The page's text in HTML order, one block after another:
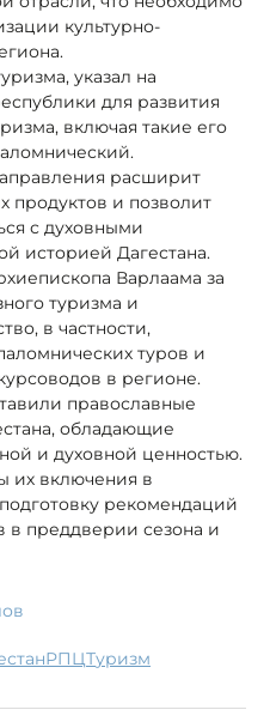
культурно-
указал на
для развития
включая такие его
расширит
продуктов и позволит
с духовными
историей Дагестана.
Варлаама за
туризма и
в частности,
туров и
в регионе.
православные
обладающие
и духовной ценностью.
их включения в
рекомендаций
в преддверии сезона и
РПЦ туризм